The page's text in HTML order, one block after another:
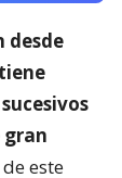
desde
sucesivos
gran
este